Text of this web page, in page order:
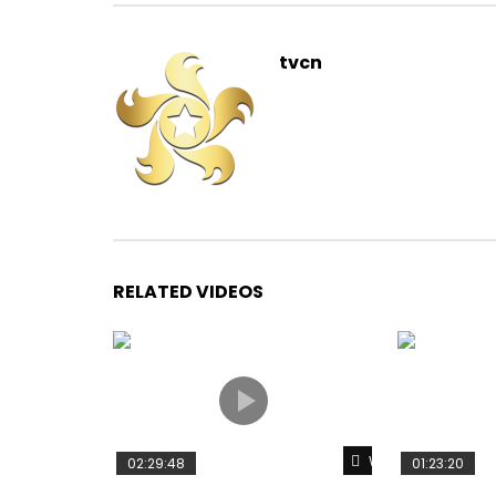
tvcn
RELATED VIDEOS
Watch Later
02:29:48 01:23:20